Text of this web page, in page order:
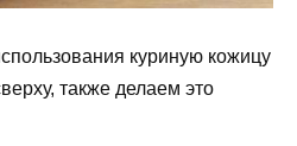
куриную кожицу
также делаем это